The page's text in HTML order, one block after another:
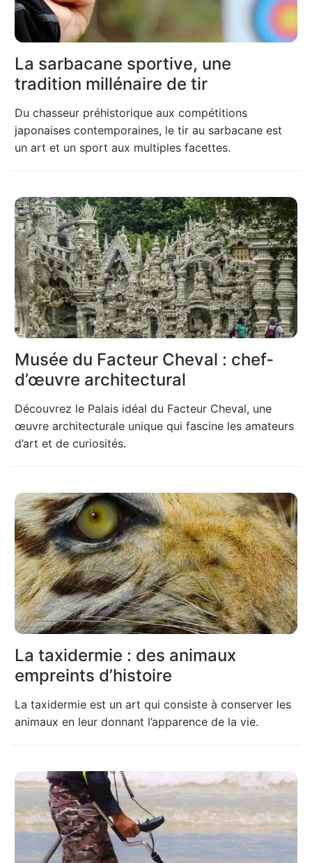
La sarbacane sportive, une
tradition millénaire de tir
Du chasseur préhistorique aux compétitions
japonaises contemporaines, le tir au sarbacane est
un art et un sport aux multiples facettes.
Musée du Facteur Cheval : chef-
d’œuvre architectural
Découvrez le Palais idéal du Facteur Cheval, une
œuvre architecturale unique qui fascine les amateurs
d’art et de curiosités.
La taxidermie : des animaux
empreints d’histoire
La taxidermie est un art qui consiste à conserver les
animaux en leur donnant l’apparence de la vie.